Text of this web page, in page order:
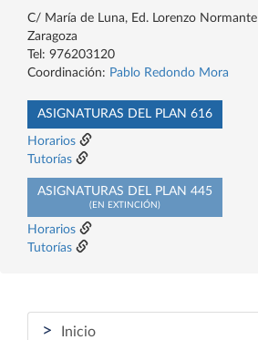
C/ María de Luna, Ed. Lorenzo Normante
Zaragoza
Tel: 976203120
Coordinación: Pablo Redondo Mora
ASIGNATURAS DEL PLAN 616
Horarios
Tutorías
ASIGNATURAS DEL PLAN 445
(EN EXTINCIÓN)
Horarios
Tutorías
> Inicio